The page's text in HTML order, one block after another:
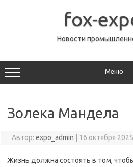
fox-
Новости
Меню
Золека Мандела
Автор: expo_admin 16 октября 2025
Жизнь должна состоять в том,